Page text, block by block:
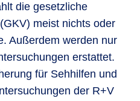
die gesetzliche
meist nichts oder
Außerdem werden nur
erstattet.
für Sehhilfen und
der R+V